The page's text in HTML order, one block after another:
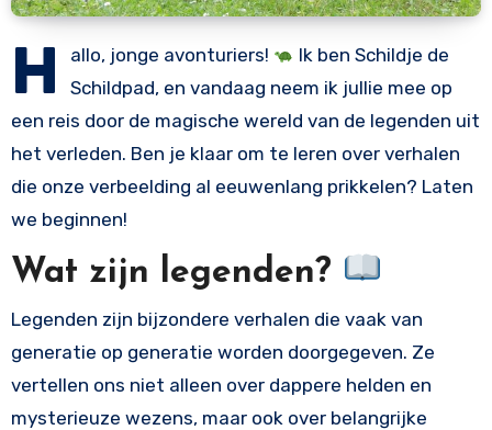
H allo, jonge avonturiers!
Ik ben Schildje de
Schildpad, en vandaag neem ik jullie mee op
een reis door de magische wereld van de legenden uit
het verleden. Ben je klaar om te leren over verhalen
die onze verbeelding al eeuwenlang prikkelen? Laten
we beginnen!
Wat zijn legenden?
Legenden zijn bijzondere verhalen die vaak van
generatie op generatie worden doorgegeven. Ze
vertellen ons niet alleen over dappere helden en
mysterieuze wezens, maar ook over belangrijke